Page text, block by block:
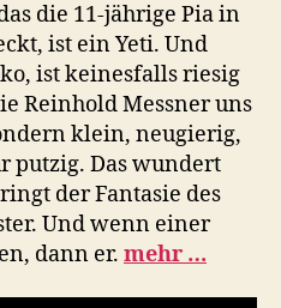
die 11-jährige Pia in
ist ein Yeti. Und
ist keinesfalls riesig
Reinhold Messner uns
klein, neugierig,
putzig. Das wundert
der Fantasie des
Und wenn einer
dann er. mehr …